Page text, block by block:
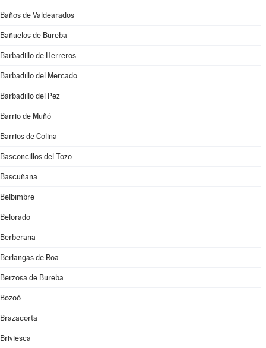
Baños de Valdearados
Bañuelos de Bureba
Barbadillo de Herreros
Barbadillo del Mercado
Barbadillo del Pez
Barrio de Muñó
Barrios de Colina
Basconcillos del Tozo
Bascuñana
Belbimbre
Belorado
Berberana
Berlangas de Roa
Berzosa de Bureba
Bozoó
Brazacorta
Briviesca